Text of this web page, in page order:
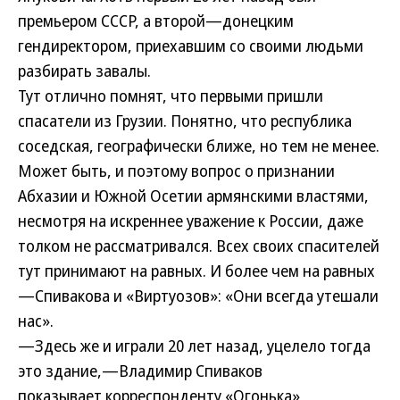
премьером СССР, а второй—донецким
гендиректором, приехавшим со своими людьми
разбирать завалы.
Тут отлично помнят, что первыми пришли
спасатели из Грузии. Понятно, что республика
соседская, географически ближе, но тем не менее.
Может быть, и поэтому вопрос о признании
Абхазии и Южной Осетии армянскими властями,
несмотря на искреннее уважение к России, даже
толком не рассматривался. Всех своих спасителей
тут принимают на равных. И более чем на равных
—Спивакова и «Виртуозов»: «Они всегда утешали
нас».
—Здесь же и играли 20 лет назад, уцелело тогда
это здание,—Владимир Спиваков
показывает корреспонденту «Огонька»